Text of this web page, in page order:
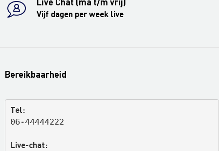
Vijf dagen per week live
Bereikbaarheid
Tel:
06-44444222
Live-chat: